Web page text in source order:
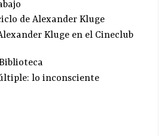
de Alexander Kluge
Kluge en el Cineclub
lo inconsciente